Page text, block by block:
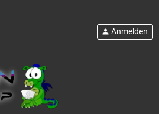
person Anmelden